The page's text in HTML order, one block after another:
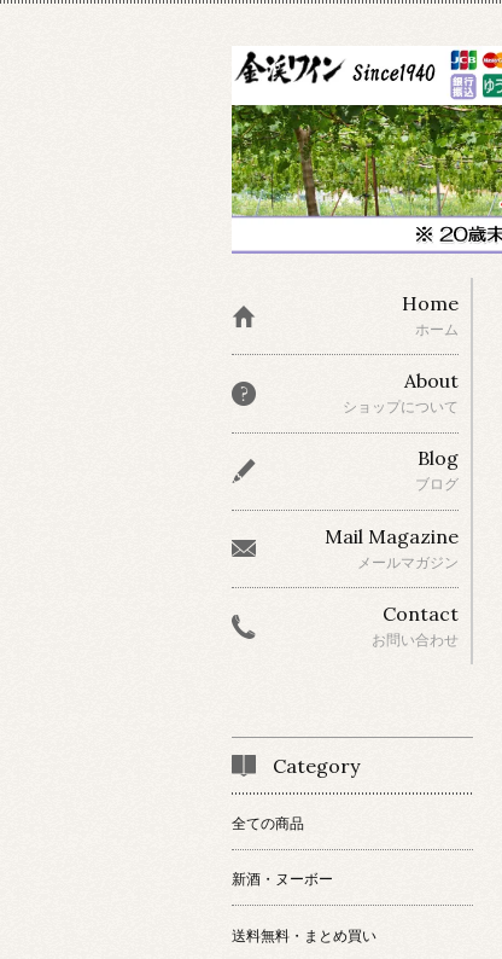
Home
ホーム
About
ショップについて
Blog
ブログ
Mail Magazine
メールマガジン
Contact
お問い合わせ
Category
全ての商品
新酒・ヌーボー
送料無料・まとめ買い